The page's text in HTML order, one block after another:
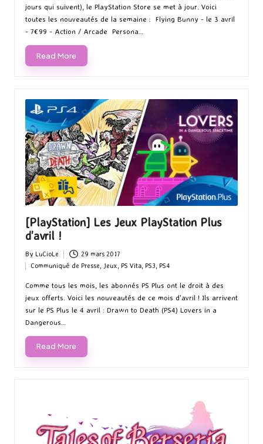
jours qui suivent), le PlayStation Store se met à jour. Voici
toutes les nouveautés de la semaine : Flying Bunny - le 3 avril
- 7€99 - Action / Arcade Persona…
Read More
[PlayStation] Les Jeux PlayStation Plus
d’avril !
Posted
by
By LuCioLe 29 mars 2017
in
Communiqué de Presse, Jeux,PS Vita,PS3,PS4
Comme tous les mois, les abonnés PS Plus ont le droit à des
jeux offerts. Voici les nouveautés de ce mois d'avril ! Ils arrivent
sur le PS Plus le 4 avril : Drawn to Death (PS4) Lovers in a
Dangerous…
Read More